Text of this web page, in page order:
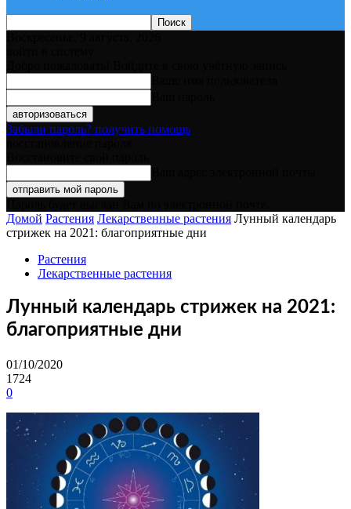
Забыли пароль? получить помощь
Домой Растения Лекарственные растения Лунный календарь
стрижек на 2021: благоприятные дни
Растения
Лекарственные растения
Лунный календарь стрижек на 2021:
благоприятные дни
01/10/2020
1724
0